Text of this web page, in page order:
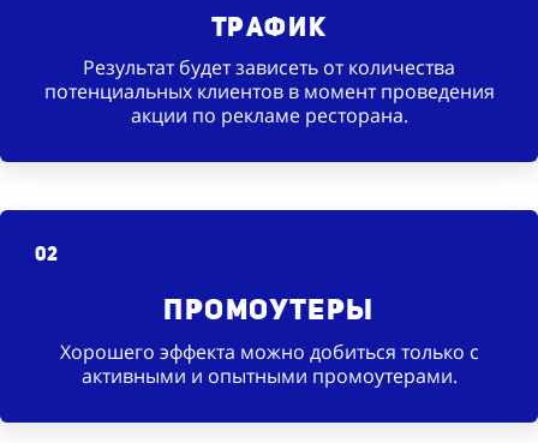
Трафик
Результат будет зависеть от количества
потенциальных клиентов в момент проведения
акции по рекламе ресторана.
02
Промоутеры
Хорошего эффекта можно добиться только с
активными и опытными промоутерами.